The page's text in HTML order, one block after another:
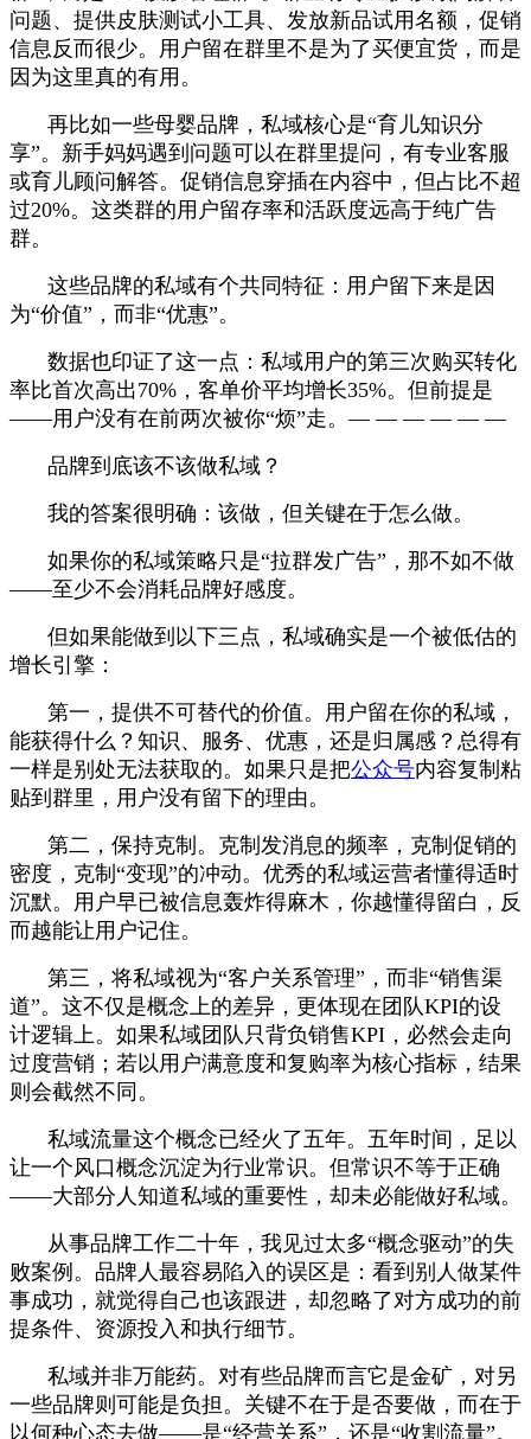
问题、提供皮肤测试小工具、发放新品试用名额，促销
信息反而很少。用户留在群里不是为了买便宜货，而是
因为这里真的有用。
再比如一些母婴品牌，私域核心是“育儿知识分
享”。新手妈妈遇到问题可以在群里提问，有专业客服
或育儿顾问解答。促销信息穿插在内容中，但占比不超
过20%。这类群的用户留存率和活跃度远高于纯广告
群。
这些品牌的私域有个共同特征：用户留下来是因
为“价值”，而非“优惠”。
数据也印证了这一点：私域用户的第三次购买转化
率比首次高出70%，客单价平均增长35%。但前提是
——用户没有在前两次被你“烦”走。— — — — — —
品牌到底该不该做私域？
我的答案很明确：该做，但关键在于怎么做。
如果你的私域策略只是“拉群发广告”，那不如不做
——至少不会消耗品牌好感度。
但如果能做到以下三点，私域确实是一个被低估的
增长引擎：
第一，提供不可替代的价值。用户留在你的私域，
能获得什么？知识、服务、优惠，还是归属感？总得有
一样是别处无法获取的。如果只是把公众号内容复制粘
贴到群里，用户没有留下的理由。
第二，保持克制。克制发消息的频率，克制促销的
密度，克制“变现”的冲动。优秀的私域运营者懂得适时
沉默。用户早已被信息轰炸得麻木，你越懂得留白，反
而越能让用户记住。
第三，将私域视为“客户关系管理”，而非“销售渠
道”。这不仅是概念上的差异，更体现在团队KPI的设
计逻辑上。如果私域团队只背负销售KPI，必然会走向
过度营销；若以用户满意度和复购率为核心指标，结果
则会截然不同。
私域流量这个概念已经火了五年。五年时间，足以
让一个风口概念沉淀为行业常识。但常识不等于正确
——大部分人知道私域的重要性，却未必能做好私域。
从事品牌工作二十年，我见过太多“概念驱动”的失
败案例。品牌人最容易陷入的误区是：看到别人做某件
事成功，就觉得自己也该跟进，却忽略了对方成功的前
提条件、资源投入和执行细节。
私域并非万能药。对有些品牌而言它是金矿，对另
一些品牌则可能是负担。关键不在于是否要做，而在于
以何种心态去做——是“经营关系”，还是“收割流量”。